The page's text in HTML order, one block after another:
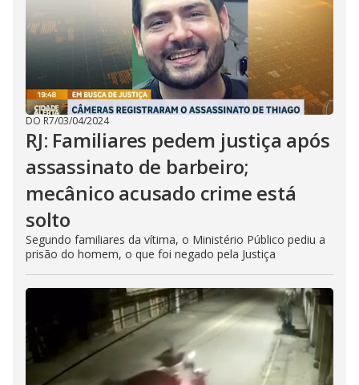
DO R7/03/04/2024
RJ: Familiares pedem justiça após
assassinato de barbeiro;
mecânico acusado crime está
solto
Segundo familiares da vítima, o Ministério Público pediu a
prisão do homem, o que foi negado pela Justiça